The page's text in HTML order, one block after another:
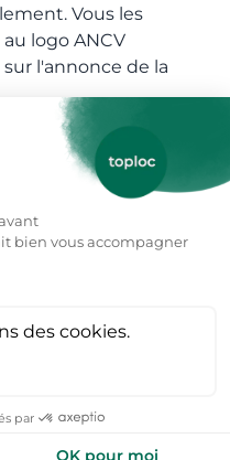
Vous les
logo ANCV
l'annonce de la
destinations
France ?
France
de France où sont
propriétaires
Franche-Comté,
Grand-Est